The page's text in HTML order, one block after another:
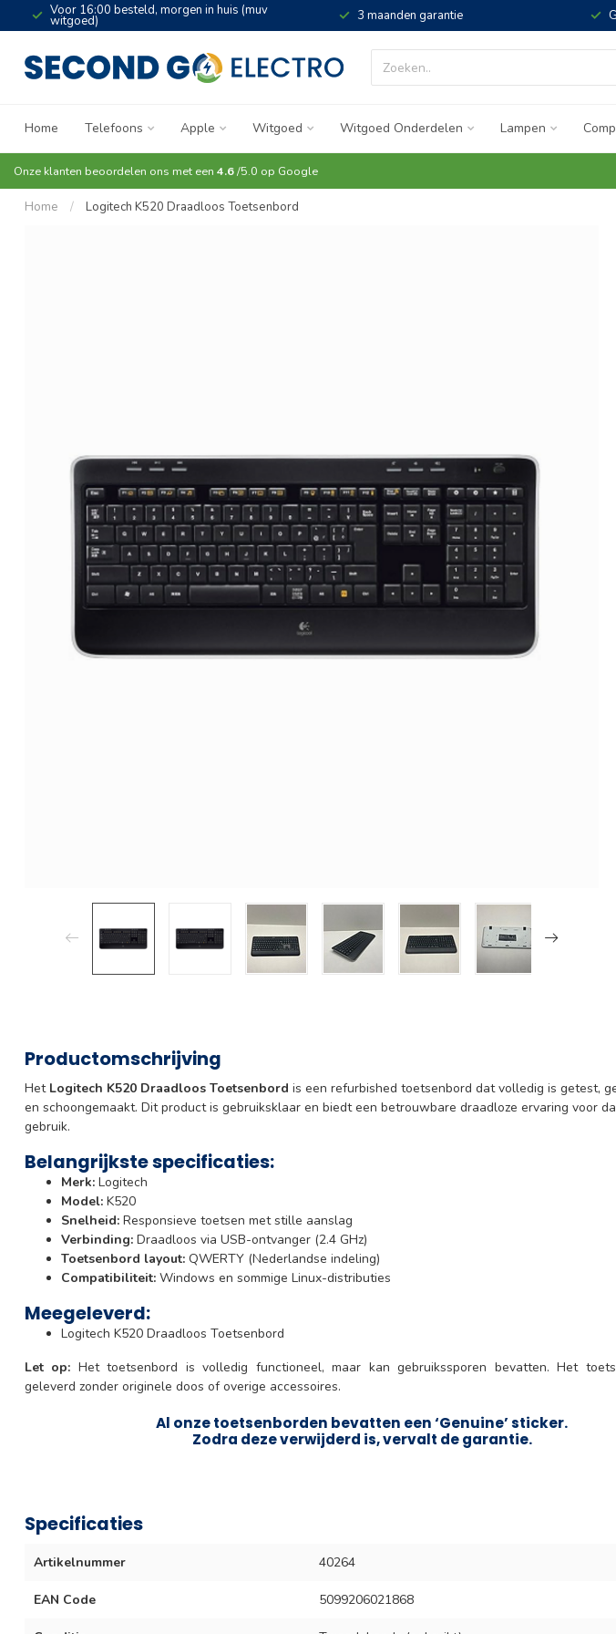
Voor 16:00 besteld, morgen in huis (muv
witgoed) 3 maanden garantie
Home Telefoons Apple Witgoed Witgoed Onderdelen Lampen
Onze klanten beoordelen ons met een 4.6/5.0 op Google
Home / Logitech K520 Draadloos Toetsenbord
Productomschrijving
Het Logitech K520 Draadloos Toetsenbord is een refurbished toetsenbord dat volledig is getest,
en schoongemaakt. Dit product is gebruiksklaar en biedt een betrouwbare draadloze ervaring voor
gebruik.
Belangrijkste specificaties:
Merk: Logitech
Model: K520
Snelheid: Responsieve toetsen met stille aanslag
Verbinding: Draadloos via USB-ontvanger (2.4 GHz)
Toetsenbord layout: QWERTY (Nederlandse indeling)
Compatibiliteit: Windows en sommige Linux-distributies
Meegeleverd:
Logitech K520 Draadloos Toetsenbord
Let op: Het toetsenbord is volledig functioneel, maar kan gebruikssporen bevatten. Het
geleverd zonder originele doos of overige accessoires.
Al onze toetsenborden bevatten een ‘Genuine’ sticker.
Zodra deze verwijderd is, vervalt de garantie.
Specificaties
Artikelnummer 40264
EAN Code 5099206021868